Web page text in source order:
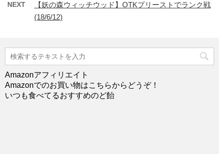
NEXT
【妖の森ウィッチウッド】OTKプリーストでランク戦
(18/6/12)
Amazonアフィリエイト
Amazonでのお買い物はこちらからどうぞ！
いつも食べてるおすすめのど飴